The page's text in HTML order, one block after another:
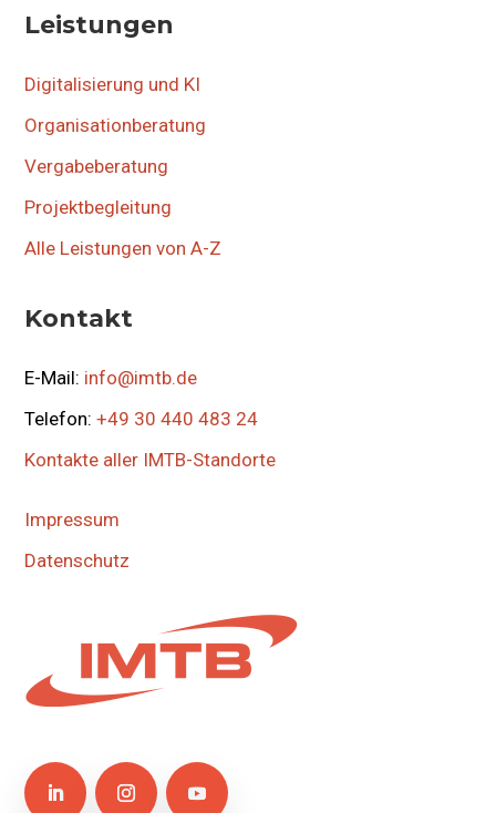
Leistungen
Digitalisierung und KI
Organisationberatung
Vergabeberatung
Projektbegleitung
Alle Leistungen von A-Z
Kontakt
E-Mail: info@imtb.de
Telefon:+49 30 440 483 24
Kontakte aller IMTB-Standorte
Impressum
Datenschutz